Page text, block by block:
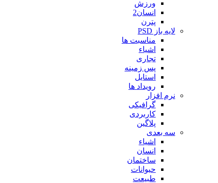
ورزش
انسان2
پترن
لایه باز PSD
مناسبت ها
اشیاء
تجاری
پس زمینه
استایل
رویداد ها
نرم افزار
گرافیکی
کاربردی
پلاگین
سه بعدی
اشیاء
انسان
ساختمان
حیوانات
طبیعت